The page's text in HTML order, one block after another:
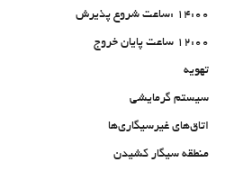
14:00 :ساعت شروع پذیرش
12:00 ساعت پایان خروج
تهویه
سیستم گرمایشی
اتاق‌های غیرسیگاری‌ها
منطقه سیگار کشیدن